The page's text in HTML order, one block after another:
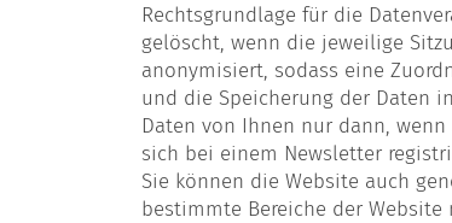
Rechtsgrundlage für die
gelöscht, wenn die jeweilige
anonymisiert, sodass eine
und die Speicherung der Daten
Daten von Ihnen nur dann,
sich bei einem Newsletter
Sie können die Website auch
bestimmte Bereiche der